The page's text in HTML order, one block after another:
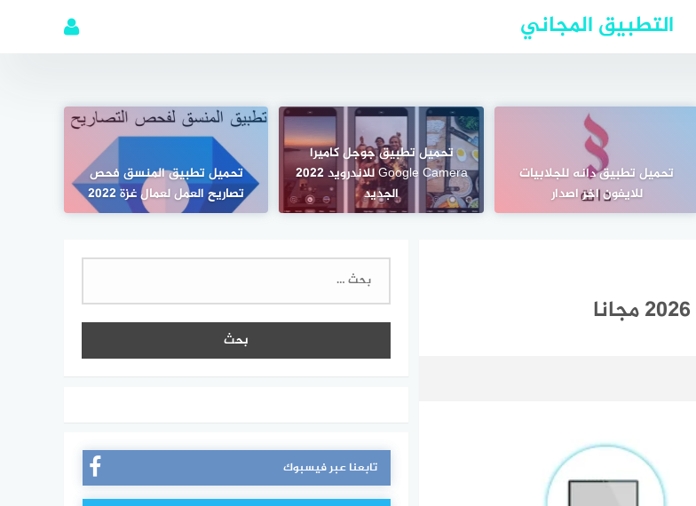
التطبيق المجاني
تحميل تطبيق دانه للجلابيات
للايفون اخر اصدار
تحميل تطبيق جوجل كاميرا
Google Camera للاندرويد 2022
الجديد
تحميل تطبيق المنسق فحص
تصاريح العمل لعمال غزة 2022
البحث
تابعنا عبر فيسبوك